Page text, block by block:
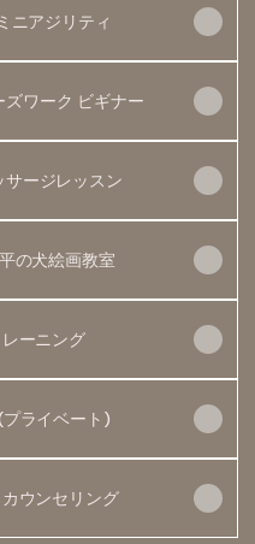
ニアジリティ
ワーク ビギナー
ージレッスン
の犬絵画教室
ーニング
ライベート)
ウンセリング